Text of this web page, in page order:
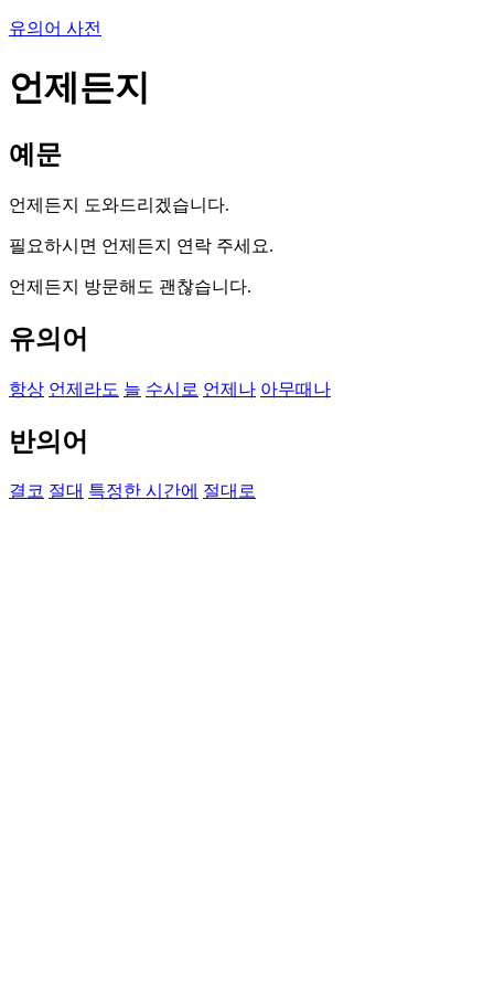
유의어 사전
언제든지
예문
언제든지 도와드리겠습니다.
필요하시면 언제든지 연락 주세요.
언제든지 방문해도 괜찮습니다.
유의어
항상 언제라도 늘 수시로 언제나 아무때나
반의어
결코 절대 특정한 시간에 절대로